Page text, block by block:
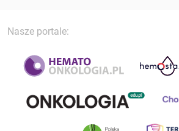
Nasze portale: